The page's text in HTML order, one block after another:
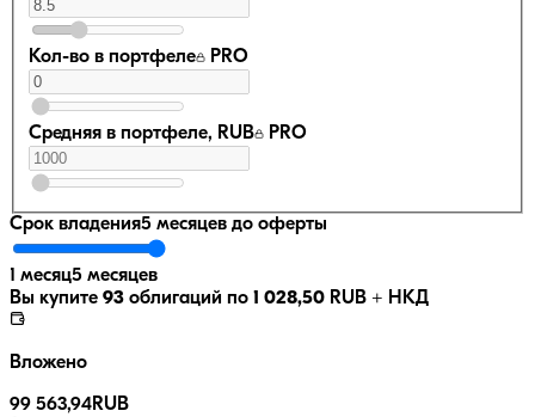
Кол-во в портфеле PRO
Средняя в портфеле, RUB PRO
Срок владения5 месяцев до оферты
1 месяц5 месяцев
Вы купите 93 облигаций по 1 028,50 RUB + НКД
Вложено
99 563,94RUB